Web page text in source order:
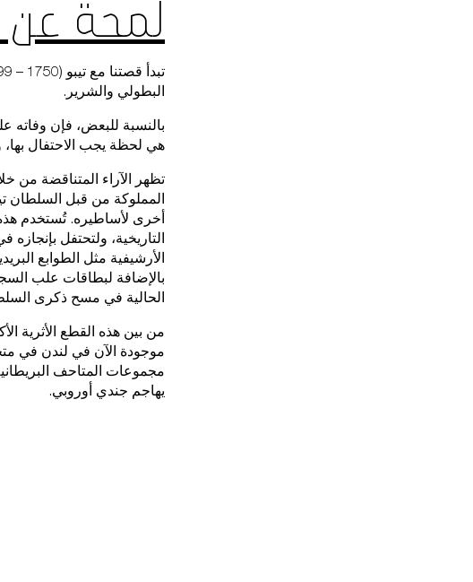
لمحة
البطولي والشرير.
هي لحظة يجب الاحتفال بها،
تظهر الآراء المتناقضة من
المملوكة من قبل السلطان
أخرى لأساطيره. تُستخدم
الأرشيفية مثل الطوابع
بالإضافة لبطاقات علب
الحالية في مسح ذكرى
من بين هذه القطع الأثرية
موجودة الآن في لندن في
مجموعات المتاحف
يهاجم جندي أوروبي.